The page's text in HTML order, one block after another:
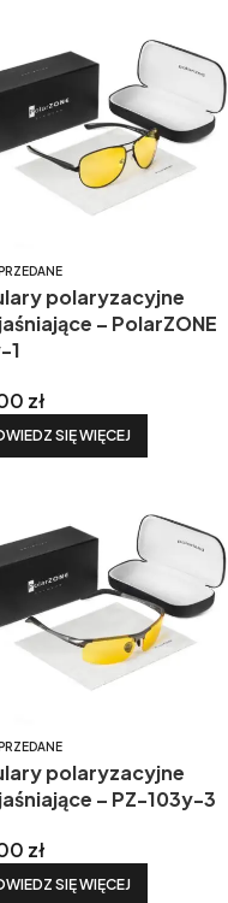
polaryzacyjne
– PolarZONE
1
zł
SIĘ WIĘCEJ
polaryzacyjne
– PZ-103y-3
zł
SIĘ WIĘCEJ